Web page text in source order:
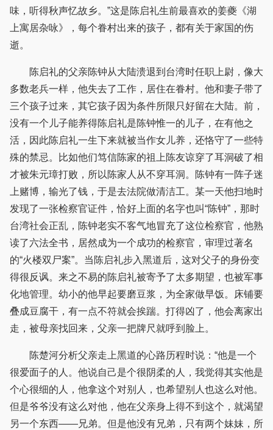
味，听得秋声忆故乡。”这是陈启礼生前最喜欢的姜夔《湖
上寓居杂咏》，每个眷村出来的孩子，都有关于家国的伤
逝。
陈启礼的父亲陈钟从大陆溃退到台湾时任职上尉，像大
多数老兵一样，他失去了工作，居住在眷村。他和妻子带了
三个孩子过来，其它孩子因为条件所限只好留在大陆。前，
没有一个儿子能养得陈启礼是陈钟惟一的儿子，在有他之
活，因此陈启礼一生下来就被当作女儿养，还恪守了一些特
殊的禁忌。比如他们笃信陈家的祖上陈友谅穿了耳洞破了相
才被朱元璋打败，所以陈家人从不穿耳洞。陈钟有一阵子迷
上赌博，输光了钱，于是去法院做清洁工。某一天他扫地时
发现了一张检察官证件，恰好上面的名字也叫“陈钟”，那时
台湾社会正乱，陈钟老实不客气地冒充了这位检察官，他熟
读了六法全书，居然成为一个成功的检察官，审理过著名
的“火楼双尸案”。当陈启礼步入黑道后，这对父子的身份变
得很反讽。来之不易的陈启礼被寄予了太多期望，也被军事
化地管理。幼小的他早起要磨豆浆，为全家做早饭。床铺要
叠成豆腐干，有一点不符就会挨踹。打得凶了，他会离家出
走，被母亲找回来，父亲一把牌尺就呼到脸上。
陈楚河分析父亲走上黑道的心路历程时说：“他是一个
很爱面子的人。他说自己是个很阴柔的人，我觉得其实他是
个心很细的人，他拿这个对别人，也希望别人也这么对他。
但是爷爷没有这么对他，他在父亲身上得不到这个，就渴望
另一个东西——兄弟。但是他没有兄弟，只有两个妹妹，所